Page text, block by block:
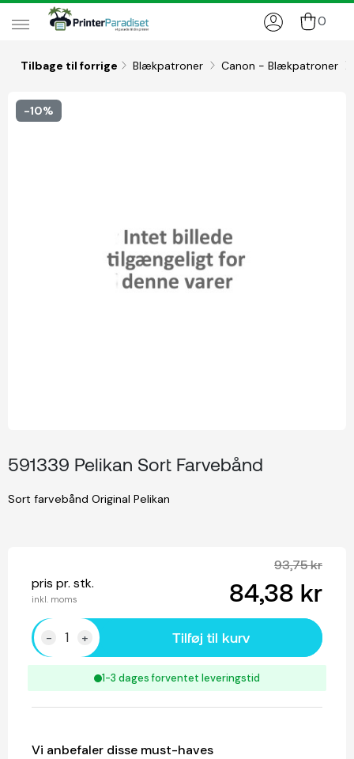
0
Tilbage til forrige Blækpatroner Canon - Blækpatroner
-10%
591339 Pelikan Sort Farvebånd
Sort farvebånd Original Pelikan
93,75 kr
pris pr. stk.
inkl. moms 84,38 kr
- + Tilføj til kurv
1-3 dages forventet leveringstid
Vi anbefaler disse must-haves